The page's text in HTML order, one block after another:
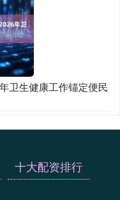
卫生健康工作锚定便民
十大配资排行